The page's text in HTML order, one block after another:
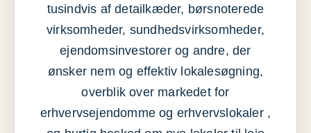
tusindvis af detailkæder, børsnoterede
virksomheder, sundhedsvirksomheder,
ejendomsinvestorer og andre, der
ønsker nem og effektiv lokalesøgning,
overblik over markedet for
erhvervsejendomme og erhvervslokaler ,